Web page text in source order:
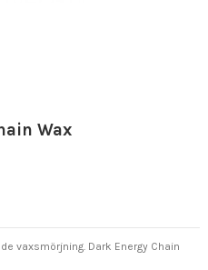
Wax
vaxsmörjning. Dark Energy Chain